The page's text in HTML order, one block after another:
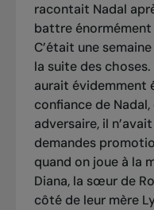
racontait Nadal
battre
C’était une
la suite des
aurait évidemment
confiance de
adversaire, il
demandes
quand on joue à la
Diana, la sœur de
côté de leur mère